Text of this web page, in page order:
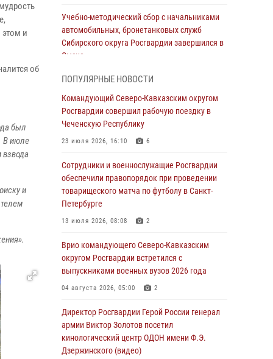
и
об
был
В июле
взвода
и
Учебно-методический сбор с начальниками
автомобильных, бронетанковых служб
Сибирского округа Росгвардии завершился в
Омске
Генерал-полковник Олег Плохой поздравил
специалистов организационно-штатных
подразделений Росгвардии с
профессиональным праздником
В Нижнем Новгороде состоялось
Всероссийское совещание-семинар по
вопросам развития вневедомственной
охраны Росгвардии (видео)
В Брянске сотрудники и военнослужащие
Росгвардии почтили память Героя России
В кинологическом центре Уральского округа
Росгвардии почтили память товарищей,
погибших при исполнении воинского долга
ПОПУЛЯРНЫЕ НОВОСТИ
Командующий Северо-Кавказским округом
Росгвардии совершил рабочую поездку в
Чеченскую Республику
23 июля 2026, 16:10 6
Сотрудники и военнослужащие Росгвардии
обеспечили правопорядок при проведении
товарищеского матча по футболу в Санкт-
Петербурге
13 июля 2026, 08:08 2
Врио командующего Северо-Кавказским
округом Росгвардии встретился с
выпускниками военных вузов 2026 года
04 августа 2026, 05:00 2
Директор Росгвардии Герой России генерал
армии Виктор Золотов посетил
кинологический центр ОДОН имени Ф.Э.
Дзержинского (видео)